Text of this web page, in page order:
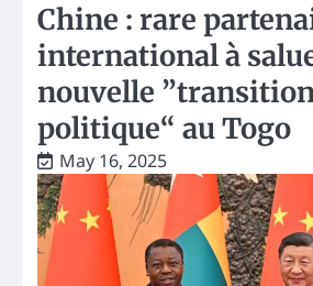
Chine : rare
international à
nouvelle
politique“ au Togo
May 16, 2025